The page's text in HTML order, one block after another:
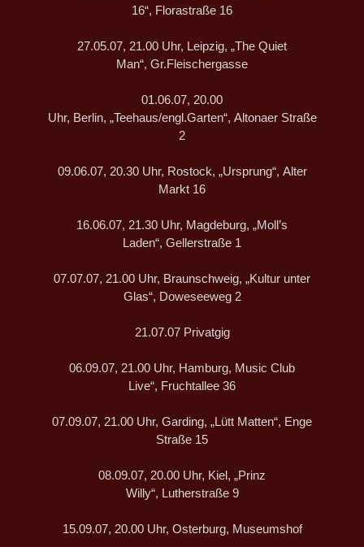
16“, Florastraße 16
27.05.07, 21.00 Uhr, Leipzig, „The Quiet
Man“, Gr.Fleischergasse
01.06.07, 20.00
Uhr, Berlin, „Teehaus/engl.Garten“, Altonaer Straße
2
09.06.07, 20.30 Uhr, Rostock, „Ursprung“, Alter
Markt 16
16.06.07, 21.30 Uhr, Magdeburg, „Moll’s
Laden“, Gellerstraße 1
07.07.07, 21.00 Uhr, Braunschweig, „Kultur unter
Glas“, Doweseeweg 2
21.07.07 Privatgig
06.09.07, 21.00 Uhr, Hamburg, Music Club
Live“, Fruchtallee 36
07.09.07, 21.00 Uhr, Garding, „Lütt Matten“, Enge
Straße 15
08.09.07, 20.00 Uhr, Kiel, „Prinz
Willy“, Lutherstraße 9
15.09.07, 20.00 Uhr, Osterburg, Museumshof